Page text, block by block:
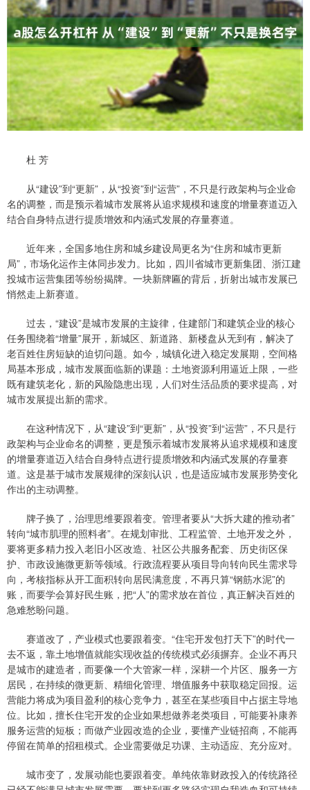
杜 芳
从“建设”到“更新”，从“投资”到“运营”，不只是行政架构与企业命
名的调整，而是预示着城市发展将从追求规模和速度的增量赛道迈入
结合自身特点进行提质增效和内涵式发展的存量赛道。
近年来，全国多地住房和城乡建设局更名为“住房和城市更新
局”，市场化运作主体同步发力。比如，四川省城市更新集团、浙江建
投城市运营集团等纷纷揭牌。一块新牌匾的背后，折射出城市发展已
悄然走上新赛道。
过去，“建设”是城市发展的主旋律，住建部门和建筑企业的核心
任务围绕着“增量”展开，新城区、新道路、新楼盘从无到有，解决了
老百姓住房短缺的迫切问题。如今，城镇化进入稳定发展期，空间格
局基本形成，城市发展面临新的课题：土地资源利用逼近上限，一些
既有建筑老化，新的风险隐患出现，人们对生活品质的要求提高，对
城市发展提出新的需求。
在这种情况下，从“建设”到“更新”，从“投资”到“运营”，不只是行
政架构与企业命名的调整，更是预示着城市发展将从追求规模和速度
的增量赛道迈入结合自身特点进行提质增效和内涵式发展的存量赛
道。这是基于城市发展规律的深刻认识，也是适应城市发展形势变化
作出的主动调整。
牌子换了，治理思维要跟着变。管理者要从“大拆大建的推动者”
转向“城市肌理的照料者”。在规划审批、工程监管、土地开发之外，
要将更多精力投入老旧小区改造、社区公共服务配套、历史街区保
护、市政设施微更新等领域。行政流程要从项目导向转向民生需求导
向，考核指标从开工面积转向居民满意度，不再只算“钢筋水泥”的
账，而要学会算好民生账，把“人”的需求放在首位，真正解决百姓的
急难愁盼问题。
赛道改了，产业模式也要跟着变。“住宅开发包打天下”的时代一
去不返，靠土地增值就能实现收益的传统模式必须摒弃。企业不再只
是城市的建造者，而要像一个大管家一样，深耕一个片区、服务一方
居民，在持续的微更新、精细化管理、增值服务中获取稳定回报。运
营能力将成为项目盈利的核心竞争力，甚至在某些项目中占据主导地
位。比如，擅长住宅开发的企业如果想做养老类项目，可能要补康养
服务运营的短板；而做产业园改造的企业，要懂产业链招商，不能再
停留在简单的招租模式。企业需要做足功课、主动适应、充分应对。
城市变了，发展动能也要跟着变。单纯依靠财政投入的传统路径